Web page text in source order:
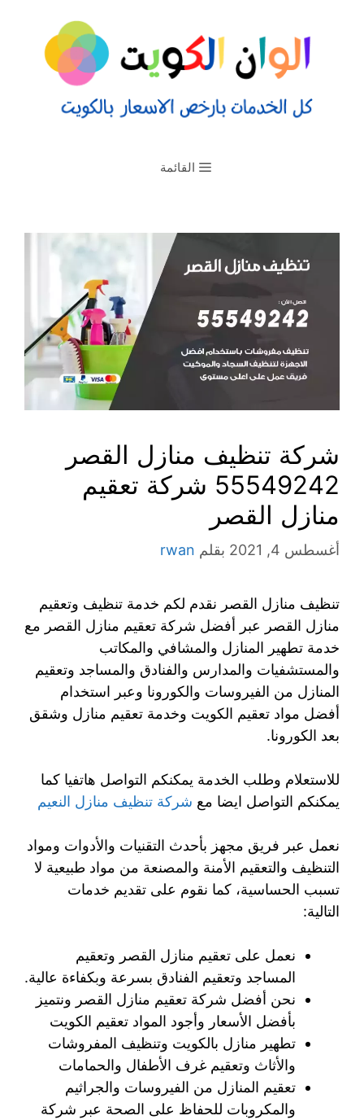
القائمة
شركة تنظيف منازل القصر
55549242 شركة تعقيم
منازل القصر
أغسطس 4, 2021 بقلم rwan
تنظيف منازل القصر نقدم لكم خدمة تنظيف وتعقيم
منازل القصر عبر أفضل شركة تعقيم منازل القصر مع
خدمة تطهير المنازل والمشافي والمكاتب
والمستشفيات والمدارس والفنادق والمساجد وتعقيم
المنازل من الفيروسات والكورونا وعبر استخدام
أفضل مواد تعقيم الكويت وخدمة تعقيم منازل وشقق
بعد الكورونا.
للاستعلام وطلب الخدمة يمكنكم التواصل هاتفيا كما
يمكنكم التواصل ايضا مع شركة تنظيف منازل النعيم
نعمل عبر فريق مجهز بأحدث التقنيات والأدوات ومواد
التنظيف والتعقيم الأمنة والمصنعة من مواد طبيعية لا
تسبب الحساسية، كما نقوم على تقديم خدمات
التالية:
نعمل على تعقيم منازل القصر وتعقيم
المساجد وتعقيم الفنادق بسرعة وبكفاءة عالية.
نحن أفضل شركة تعقيم منازل القصر ونتميز
بأفضل الأسعار وأجود المواد تعقيم الكويت
تطهير منازل بالكويت وتنظيف المفروشات
والأثاث وتعقيم غرف الأطفال والحمامات
تعقيم المنازل من الفيروسات والجراثيم
والمكروبات للحفاظ على الصحة عبر شركة